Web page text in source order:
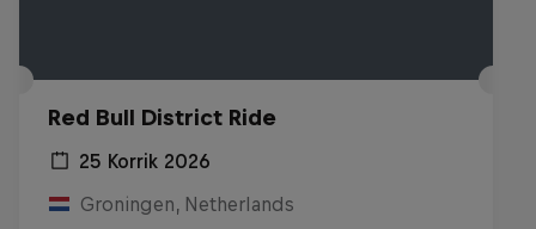
Red Bull District Ride
25 Korrik 2026
Groningen, Netherlands